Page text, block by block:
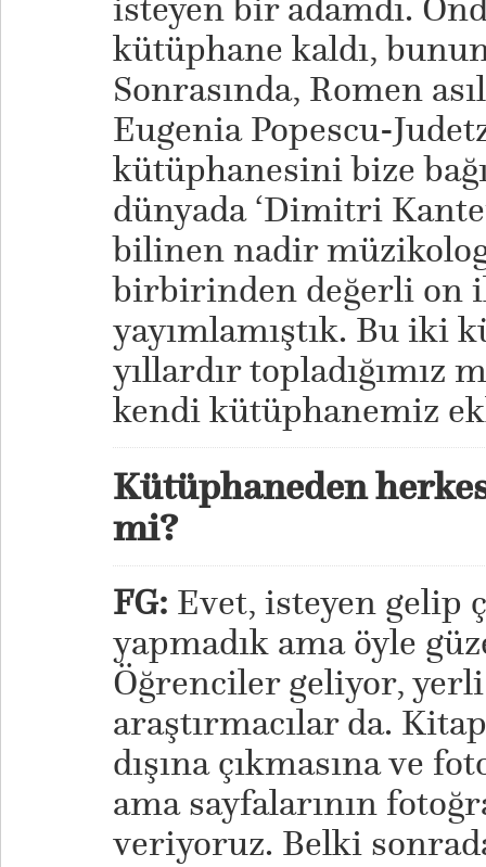
isteyen bir adamdı.
kütüphane kaldı,
Sonrasında, Romen
Eugenia Popescu-
kütüphanesini bize
dünyada ‘Dimitri
bilinen nadir
birbirinden değerli on
yayımlamıştık. Bu iki
yıllardır topladığımız
kendi kütüphanemiz
Kütüphaneden
mi?
FG: Evet, isteyen gelip
yapmadık ama öyle
Öğrenciler geliyor, yerli
araştırmacılar da.
dışına çıkmasına ve
ama sayfalarının
veriyoruz. Belki